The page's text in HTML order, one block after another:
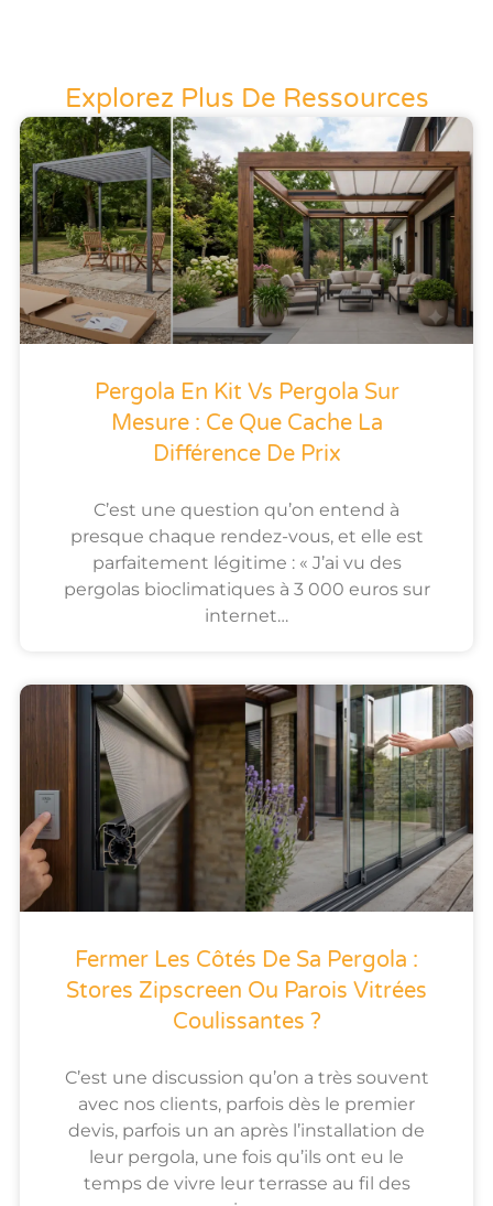
Explorez Plus De Ressources
Pergola En Kit Vs Pergola Sur
Mesure : Ce Que Cache La
Différence De Prix
C’est une question qu’on entend à
presque chaque rendez-vous, et elle est
parfaitement légitime : « J’ai vu des
pergolas bioclimatiques à 3 000 euros sur
internet…
Fermer Les Côtés De Sa Pergola :
Stores Zipscreen Ou Parois Vitrées
Coulissantes ?
C’est une discussion qu’on a très souvent
avec nos clients, parfois dès le premier
devis, parfois un an après l’installation de
leur pergola, une fois qu’ils ont eu le
temps de vivre leur terrasse au fil des